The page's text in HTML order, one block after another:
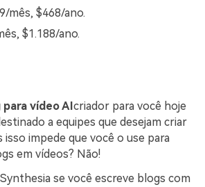
mês, $468/ano.
$1.188/ano.
para vídeo AIcriador para você hoje
a equipes que desejam criar
isso impede que você o use para
em vídeos? Não!
se você escreve blogs com